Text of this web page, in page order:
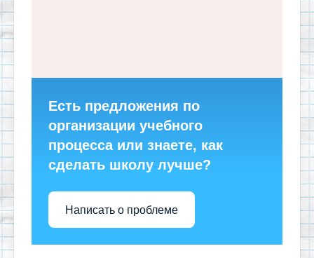
Есть предложения по
организации учебного
процесса или знаете, как
сделать школу лучше?
Написать о проблеме